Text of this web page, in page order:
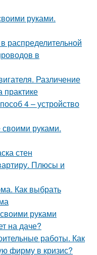
руками.
распределительной
в
Различение
практике
4 – устройство
руками.
стен
Плюсы и
Как выбрать
руками
на даче?
работы. Как
фирму в кризис?